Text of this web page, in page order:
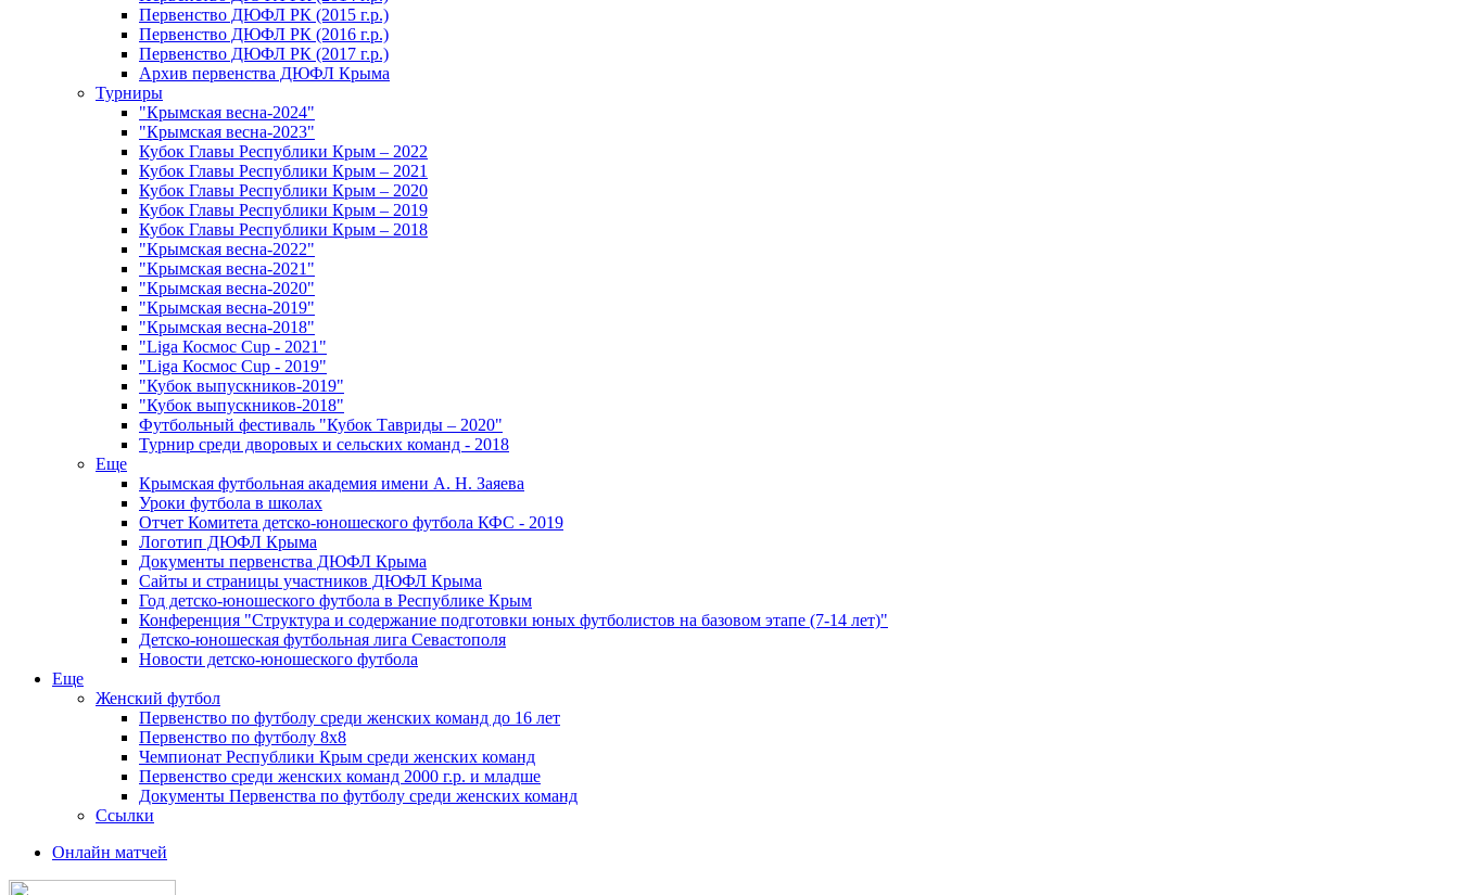
Первенство ДЮФЛ РК (2015 г.р.)
Первенство ДЮФЛ РК (2016 г.р.)
Первенство ДЮФЛ РК (2017 г.р.)
Архив первенства ДЮФЛ Крыма
Турниры
"Крымская весна-2024"
"Крымская весна-2023"
Кубок Главы Республики Крым – 2022
Кубок Главы Республики Крым – 2021
Кубок Главы Республики Крым – 2020
Кубок Главы Республики Крым – 2019
Кубок Главы Республики Крым – 2018
"Крымская весна-2022"
"Крымская весна-2021"
"Крымская весна-2020"
"Крымская весна-2019"
"Крымская весна-2018"
"Liga Космос Cup - 2021"
"Liga Космос Cup - 2019"
"Кубок выпускников-2019"
"Кубок выпускников-2018"
Футбольный фестиваль "Кубок Тавриды – 2020"
Турнир среди дворовых и сельских команд - 2018
Еще
Крымская футбольная академия имени А. Н. Заяева
Уроки футбола в школах
Отчет Комитета детско-юношеского футбола КФС - 2019
Логотип ДЮФЛ Крыма
Документы первенства ДЮФЛ Крыма
Сайты и страницы участников ДЮФЛ Крыма
Год детско-юношеского футбола в Республике Крым
Конференция "Структура и содержание подготовки юных футболистов на базовом этапе (7-14 лет)"
Детско-юношеская футбольная лига Севастополя
Новости детско-юношеского футбола
Еще
Женский футбол
Первенство по футболу среди женских команд до 16 лет
Первенство по футболу 8х8
Чемпионат Республики Крым среди женских команд
Первенство среди женских команд 2000 г.р. и младше
Документы Первенства по футболу среди женских команд
Ссылки
Онлайн матчей